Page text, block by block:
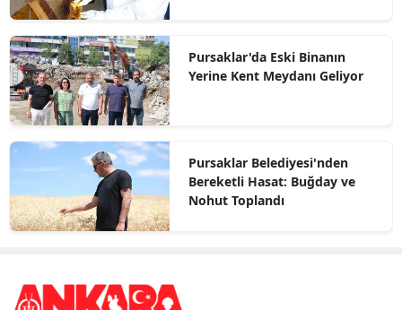
Pursaklar'da Eski Binanın
Yerine Kent Meydanı Geliyor
Pursaklar Belediyesi'nden
Bereketli Hasat: Buğday ve
Nohut Toplandı